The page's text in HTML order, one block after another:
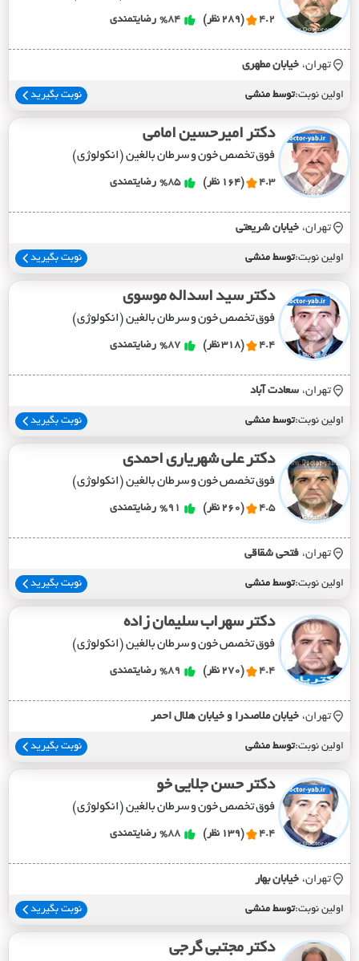
4.2 (289 نظر) %84 رضایتمندی
تهران، خيابان مطهري
اولین نوبت:توسط منشی نوبت بگیرید
دکتر امیرحسین امامی
فوق تخصص خون و سرطان بالغین (انکولوژی)
4.3 (164 نظر) %85 رضایتمندی
تهران، خيابان شريعتي
اولین نوبت:توسط منشی نوبت بگیرید
دکتر سید اسداله موسوی
فوق تخصص خون و سرطان بالغین (انکولوژی)
4.4 (318 نظر) %87 رضایتمندی
تهران، سعادت آباد
اولین نوبت:توسط منشی نوبت بگیرید
دکتر علی شهریاری احمدی
فوق تخصص خون و سرطان بالغین (انکولوژی)
4.5 (260 نظر) %91 رضایتمندی
تهران، فتحي شقاقي
اولین نوبت:توسط منشی نوبت بگیرید
دکتر سهراب سلیمان زاده
فوق تخصص خون و سرطان بالغین (انکولوژی)
4.4 (270 نظر) %89 رضایتمندی
تهران، خيابان ملاصدرا و خيابان هلال احمر
اولین نوبت:توسط منشی نوبت بگیرید
دکتر حسن جلایی خو
فوق تخصص خون و سرطان بالغین (انکولوژی)
4.4 (139 نظر) %88 رضایتمندی
تهران، خيابان بهار
اولین نوبت:توسط منشی نوبت بگیرید
دکتر مجتبی گرجی